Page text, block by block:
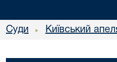
Суди • Київський